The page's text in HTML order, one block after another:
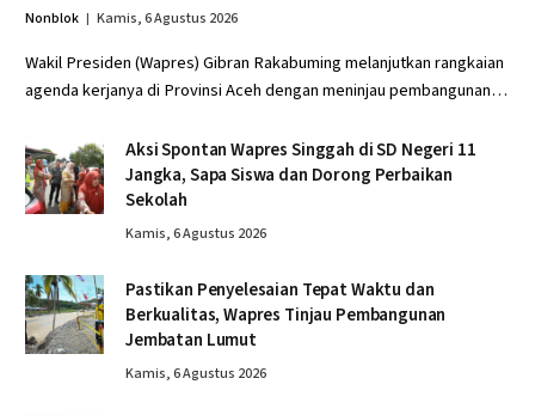
Nonblok Kamis, 6 Agustus 2026
Wakil Presiden (Wapres) Gibran Rakabuming melanjutkan rangkaian
agenda kerjanya di Provinsi Aceh dengan meninjau pembangunan…
Aksi Spontan Wapres Singgah di SD Negeri 11
Jangka, Sapa Siswa dan Dorong Perbaikan
Sekolah
Kamis, 6 Agustus 2026
Pastikan Penyelesaian Tepat Waktu dan
Berkualitas, Wapres Tinjau Pembangunan
Jembatan Lumut
Kamis, 6 Agustus 2026